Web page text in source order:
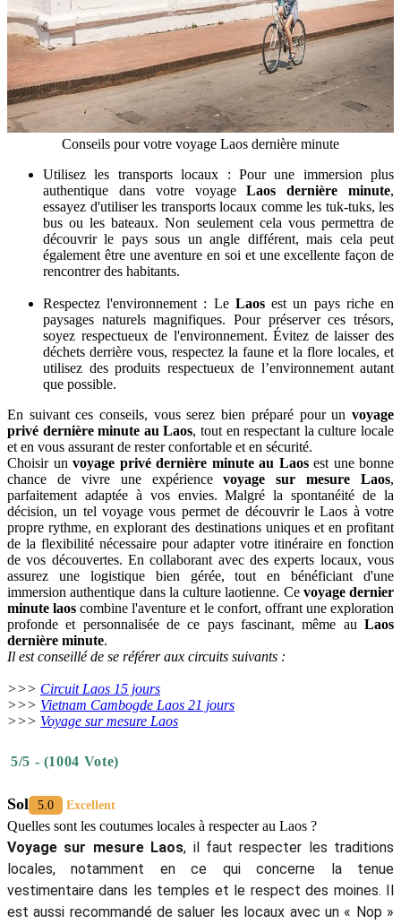
Conseils pour votre voyage Laos dernière minute
Utilisez les transports locaux : Pour une immersion plus
authentique dans votre voyageLaos dernière minute,
essayez d'utiliser les transports locaux comme les tuk-tuks, les
bus ou les bateaux. Non seulement cela vous permettra de
découvrir le pays sous un angle différent, mais cela peut
également être une aventure en soi et une excellente façon de
rencontrer des habitants.
Respectez l'environnement : LeLaosest un pays riche en
paysages naturels magnifiques. Pour préserver ces trésors,
soyez respectueux de l'environnement. Évitez de laisser des
déchets derrière vous, respectez la faune et la flore locales, et
utilisez des produits respectueux de l’environnement autant
que possible.
En suivant ces conseils, vous serez bien préparé pour un voyage
privé dernière minute au Laos, tout en respectant la culture locale
et en vous assurant de rester confortable et en sécurité.
Choisir un voyage privé dernière minute au Laosest une bonne
chance de vivre une expériencevoyage sur mesure Laos,
parfaitement adaptée à vos envies. Malgré la spontanéité de la
décision, un tel voyage vous permet de découvrir le Laos à votre
propre rythme, en explorant des destinations uniques et en profitant
de la flexibilité nécessaire pour adapter votre itinéraire en fonction
de vos découvertes. En collaborant avec des experts locaux, vous
assurez une logistique bien gérée, tout en bénéficiant d'une
immersion authentique dans la culture laotienne. Cevoyage dernier
minute laos combine l'aventure et le confort, offrant une exploration
profonde et personnalisée de ce pays fascinant, même au Laos
dernière minute.
Il est conseillé de se référer aux circuits suivants :
>>> Circuit Laos 15 jours
>>> Vietnam Cambogde Laos 21 jours
>>> Voyage sur mesure Laos
5/5 - (1004 Vote)
Sol 5.0 Excellent
Quelles sont les coutumes locales à respecter au Laos ?
Voyage sur mesure Laos, il faut respecter les traditions
locales, notamment en ce qui concerne la tenue
vestimentaire dans les temples et le respect des moines. Il
est aussi recommandé de saluer les locaux avec un « Nop »